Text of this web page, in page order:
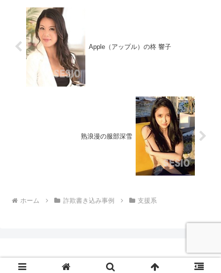
Apple（アップル）の柊 響子
熟浪漫の服部深雪
ホーム 詐欺書き込み事例 支援系
© 2014 セシオの悪徳・良質出会い系サイト評価レポート.